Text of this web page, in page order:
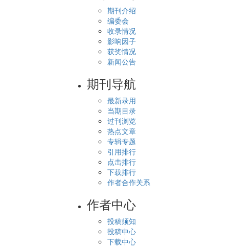
期刊介绍
编委会
收录情况
影响因子
获奖情况
新闻公告
期刊导航
最新录用
当期目录
过刊浏览
热点文章
专辑专题
引用排行
点击排行
下载排行
作者合作关系
作者中心
投稿须知
投稿中心
下载中心